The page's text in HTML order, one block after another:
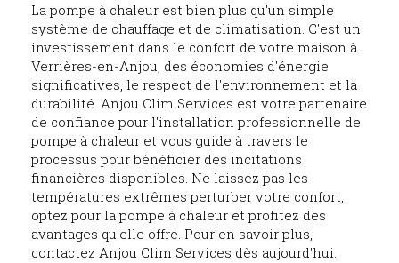
La pompe à chaleur est bien plus qu'un simple
système de chauffage et de climatisation. C'est un
investissement dans le confort de votre maison à
Verrières-en-Anjou, des économies d'énergie
significatives, le respect de l'environnement et la
durabilité. Anjou Clim Services est votre partenaire
de confiance pour l'installation professionnelle de
pompe à chaleur et vous guide à travers le
processus pour bénéficier des incitations
financières disponibles. Ne laissez pas les
températures extrêmes perturber votre confort,
optez pour la pompe à chaleur et profitez des
avantages qu'elle offre. Pour en savoir plus,
contactez Anjou Clim Services dès aujourd'hui.